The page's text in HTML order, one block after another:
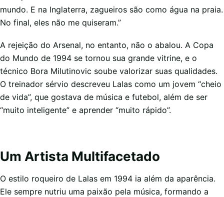
mundo. E na Inglaterra, zagueiros são como água na praia.
No final, eles não me quiseram.”
A rejeição do Arsenal, no entanto, não o abalou. A Copa
do Mundo de 1994 se tornou sua grande vitrine, e o
técnico Bora Milutinovic soube valorizar suas qualidades.
O treinador sérvio descreveu Lalas como um jovem “cheio
de vida”, que gostava de música e futebol, além de ser
“muito inteligente” e aprender “muito rápido”.
Um Artista Multifacetado
O estilo roqueiro de Lalas em 1994 ia além da aparência.
Ele sempre nutriu uma paixão pela música, formando a